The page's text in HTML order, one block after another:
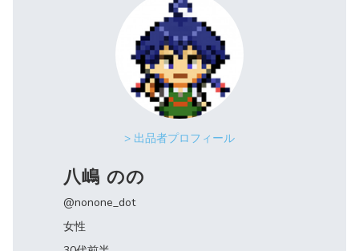
> 出品者プロフィール
八嶋 のの
@nonone_dot
女性